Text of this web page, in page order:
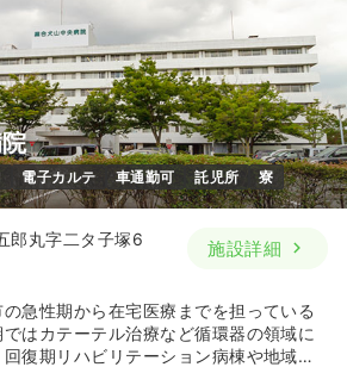
電子カルテ 車通勤可 託児所 寮
郎丸字二タ子塚6
施設詳細
急性期から在宅医療までを担っている
はカテーテル治療など循環器の領域に
復期リハビリテーション病棟や地域包